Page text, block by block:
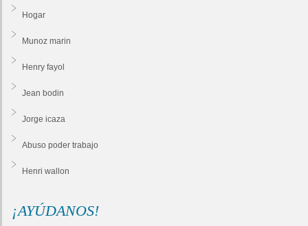
Hogar
Munoz marin
Henry fayol
Jean bodin
Jorge icaza
Abuso poder trabajo
Henri wallon
¡AYÚDANOS!